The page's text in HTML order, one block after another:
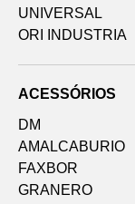
UNIVERSAL
ORI INDUSTRIA
ACESSÓRIOS
DM
AMALCABURIO
FAXBOR
GRANERO